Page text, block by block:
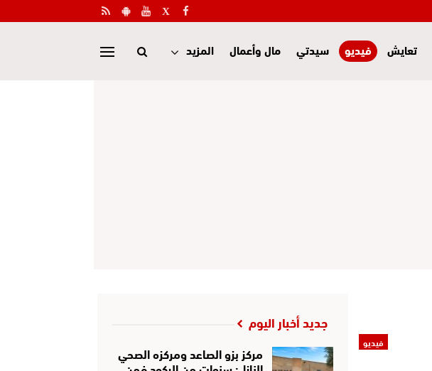
تعايش فيديو سيدتي مال وأعمال المزيد
فيديو
جديد أخبار اليوم
مركز بزو الصاعد ومركزه الصحي